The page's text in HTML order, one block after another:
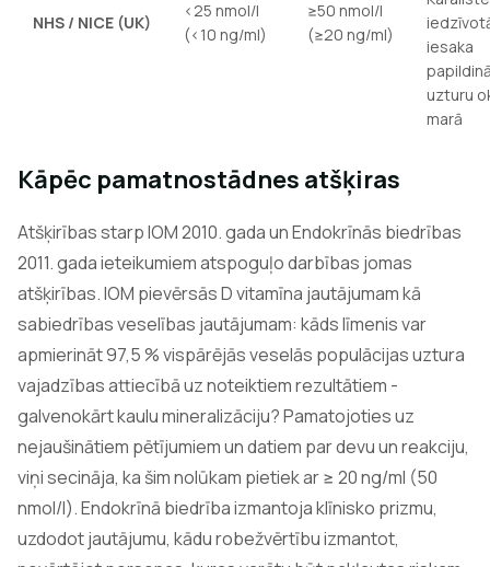
NHS / NICE (UK)
<25 nmol/l
(<10 ng/ml)
≥50 nmol/l
(≥20 ng/ml)
iesaka
uzturu
marā
Kāpēc pamatnostādnes atšķiras
Atšķirības starp IOM 2010. gada un Endokrīnās biedrības
2011. gada ieteikumiem atspoguļo darbības jomas
atšķirības. IOM pievērsās D vitamīna jautājumam kā
sabiedrības veselības jautājumam: kāds līmenis var
apmierināt 97,5 % vispārējās veselās populācijas uztura
vajadzības attiecībā uz noteiktiem rezultātiem -
galvenokārt kaulu mineralizāciju? Pamatojoties uz
nejaušinātiem pētījumiem un datiem par devu un reakciju,
viņi secināja, ka šim nolūkam pietiek ar ≥ 20 ng/ml (50
nmol/l). Endokrīnā biedrība izmantoja klīnisko prizmu,
uzdodot jautājumu, kādu robežvērtību izmantot,